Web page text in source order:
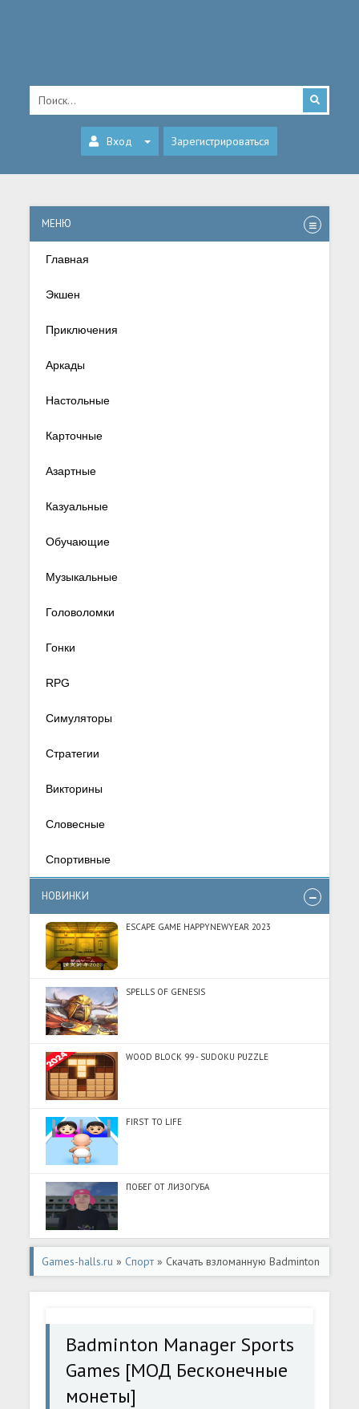
Вход Зарегистрироваться
МЕНЮ
Главная
Экшен
Приключения
Аркады
Настольные
Карточные
Азартные
Казуальные
Обучающие
Музыкальные
Головоломки
Гонки
RPG
Симуляторы
Стратегии
Викторины
Словесные
Спортивные
НОВИНКИ
ESCAPE GAME HAPPYNEWYEAR 2023
SPELLS OF GENESIS
WOOD BLOCK 99 - SUDOKU PUZZLE
FIRST TO LIFE
ПОБЕГ ОТ ЛИЗОГУБА
Games-halls.ru » Спорт» Скачать взломанную Badminton
Manager Sports Games [МОД Бесконечные монеты] -
Badminton Manager Sports
Games [МОД Бесконечные
монеты]